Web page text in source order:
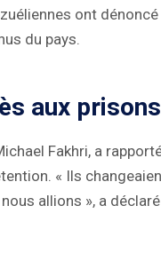
ont
du pays.
aux prisons
Fakhri, a
« Ils
allions », a